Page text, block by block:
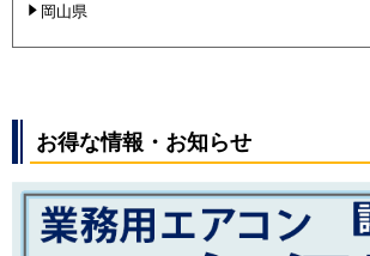
岡山県
お得な情報・お知らせ